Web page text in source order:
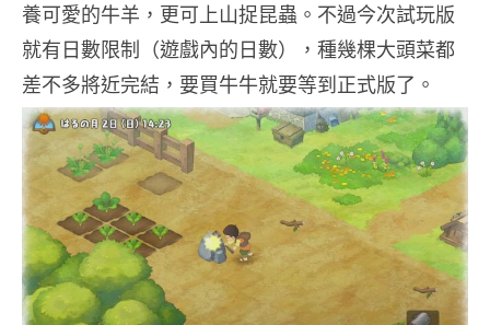
養可愛的牛羊，更可上山捉昆蟲。不過今次試玩版
就有日數限制（遊戲內的日數），種幾棵大頭菜都
差不多將近完結，要買牛牛就要等到正式版了。